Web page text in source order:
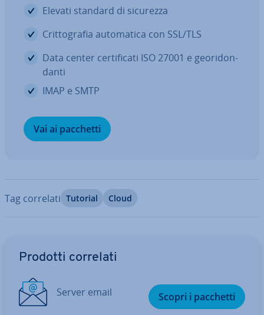
Elevati standard di sicurezza
Crit­to­gra­fia au­to­ma­ti­ca con SSL/TLS
Data center cer­ti­fi­ca­ti ISO 27001 e geo­ri­don­
dan­ti
IMAP e SMTP
Vai ai pacchetti
Tag correlati Tutorial Cloud
Prodotti correlati
Server email Scopri i pacchetti